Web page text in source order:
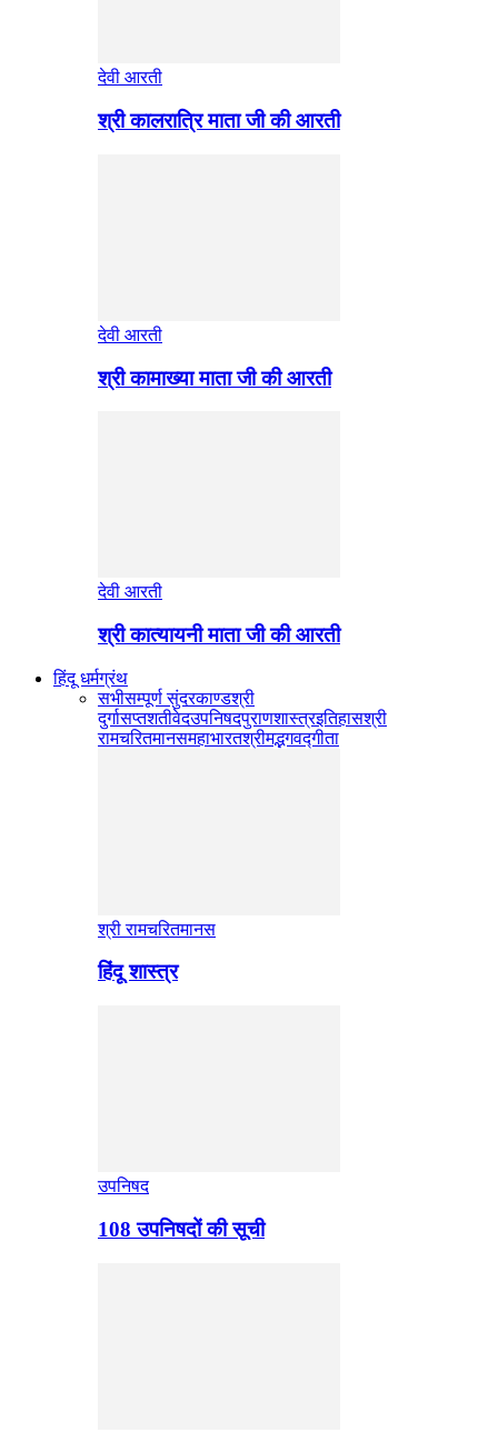
देवी आरती
श्री कालरात्रि माता जी की आरती
देवी आरती
श्री कामाख्या माता जी की आरती
देवी आरती
श्री कात्यायनी माता जी की आरती
हिंदू धर्मग्रंथ
सभीसम्पूर्ण सुंदरकाण्डश्री
दुर्गासप्तशतीवेदउपनिषदपुराणशास्त्रइतिहासश्री
रामचरितमानसमहाभारतश्रीमद्भगवद्गीता
श्री रामचरितमानस
हिंदू शास्त्र
उपनिषद
108 उपनिषदों की सूची